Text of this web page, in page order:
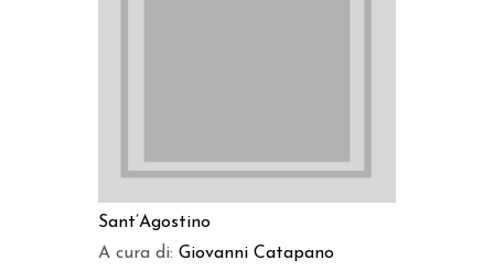
Sant’Agostino
A cura di: Giovanni Catapano